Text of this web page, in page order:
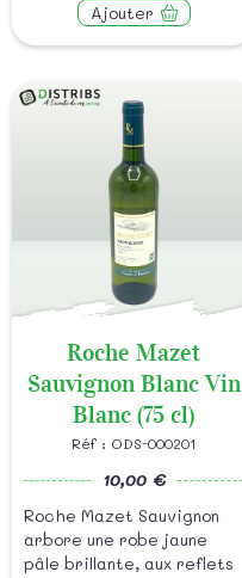
Ajouter
Roche Mazet
Sauvignon Blanc Vin
Blanc (75 cl)
Réf : ODS-000201
10,00 €
Roche Mazet Sauvignon
arbore une robe jaune
pâle brillante, aux reflets